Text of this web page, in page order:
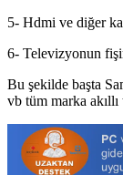
5- Hdmi ve diğer
6- Televizyonun
Bu şekilde başta
vb tüm marka